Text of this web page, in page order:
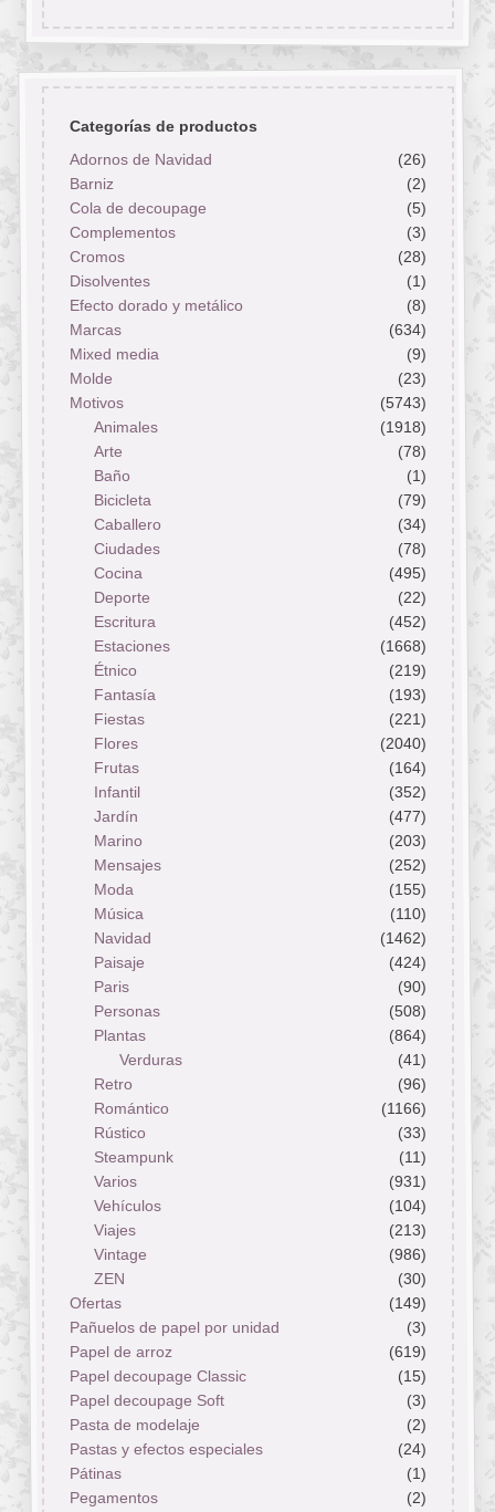
Categorías de productos
Adornos de Navidad
(26)
Barniz
(2)
Cola de decoupage
(5)
Complementos
(3)
Cromos
(28)
Disolventes
(1)
Efecto dorado y metálico
(8)
Marcas
(634)
Mixed media
(9)
Molde
(23)
Motivos
(5743)
Animales
(1918)
Arte
(78)
Baño
(1)
Bicicleta
(79)
Caballero
(34)
Ciudades
(78)
Cocina
(495)
Deporte
(22)
Escritura
(452)
Estaciones
(1668)
Étnico
(219)
Fantasía
(193)
Fiestas
(221)
Flores
(2040)
Frutas
(164)
Infantil
(352)
Jardín
(477)
Marino
(203)
Mensajes
(252)
Moda
(155)
Música
(110)
Navidad
(1462)
Paisaje
(424)
Paris
(90)
Personas
(508)
Plantas
(864)
Verduras
(41)
Retro
(96)
Romántico
(1166)
Rústico
(33)
Steampunk
(11)
Varios
(931)
Vehículos
(104)
Viajes
(213)
Vintage
(986)
ZEN
(30)
Ofertas
(149)
Pañuelos de papel por unidad
(3)
Papel de arroz
(619)
Papel decoupage Classic
(15)
Papel decoupage Soft
(3)
Pasta de modelaje
(2)
Pastas y efectos especiales
(24)
Pátinas
(1)
Pegamentos
(2)